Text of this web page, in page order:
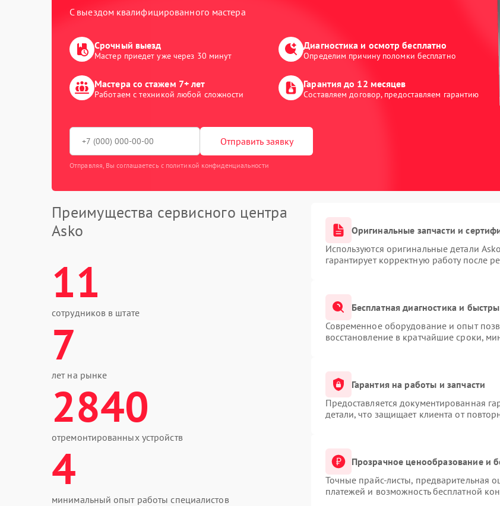
С выездом квалифицированного мастера
Срочный выезд
Мастер приедет уже через 30 минут
Диагностика и осмотр бесплатно
Определим причину поломки бесплатно
Мастера со стажем 7+ лет
Работаем с техникой любой сложности
Гарантия до 12 месяцев
Составляем договор, предоставляем гарантию
Отправить заявку
Отправляя, Вы соглашаетесь с политикой конфиденциальности
Преимущества сервисного центра
Asko
11
сотрудников в штате
7
лет на рынке
2840
отремонтированных устройств
4
минимальный опыт работы специалистов
Оригинальные запчасти и
Используются оригинальные детали
гарантирует корректную работу после
Бесплатная диагностика и
Современное оборудование и опыт
восстановление в кратчайшие сроки,
Гарантия на работы и запчасти
Предоставляется документированная
детали, что защищает клиента от
Прозрачное ценообразование и
Точные прайс-листы, предварительная
платежей и возможность бесплатной